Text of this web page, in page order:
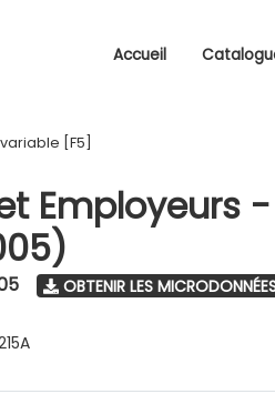
Accueil
variable [F5]
Employeurs
OBTENIR LES